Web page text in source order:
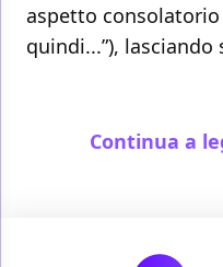
aspetto consolatorio
quindi...”), lasciando
Continua a